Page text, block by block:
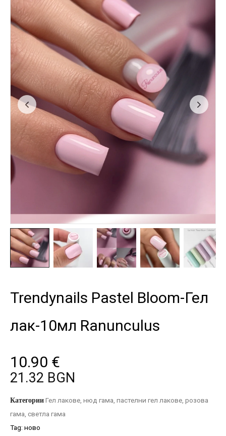
Trendynails Pastel Bloom-Гел
лак-10мл Ranunculus
10.90 €
21.32 BGN
КатегорииГел лакове, нюд гама, пастелни гел лакове, розова
гама, светла гама
Tag: ново